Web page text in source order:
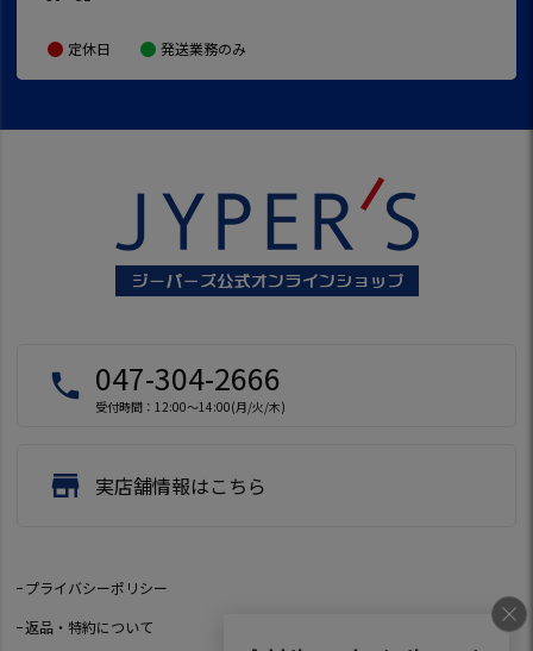
定休日 発送業務のみ
local_phone 047-304-2666
受付時間：12:00～14:00(月/火/木)
store 実店舗情報はこちら
プライバシーポリシー
返品・特約について